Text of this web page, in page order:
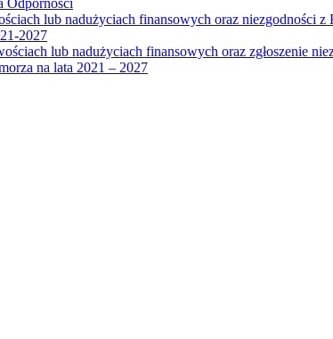
lub nadużyciach finansowych oraz niezgodności
2027
lub nadużyciach finansowych oraz zgłoszenie
na lata 2021 – 2027